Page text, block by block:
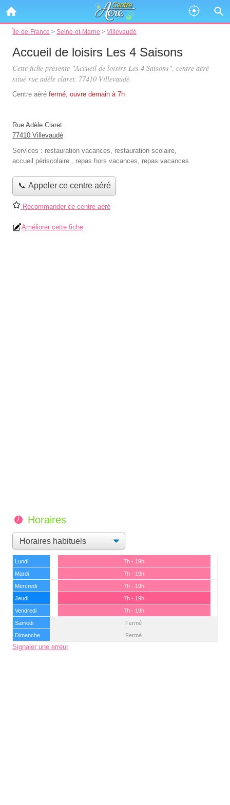
Île-de-France > Seine-et-Marne > Villevaudé
Accueil de loisirs Les 4 Saisons
Cette fiche présente "Accueil de loisirs Les 4 Saisons", centre aéré
situé rue adèle claret, 77410 Villevaudé.
Centre aéré fermé, ouvre demain à 7h
Rue Adèle Claret
77410 Villevaudé
Services : restauration vacances, restauration scolaire,
accueil périscolaire , repas hors vacances, repas vacances
📞 Appeler ce centre aéré
Recommander ce centre aéré
Améliorer cette fiche
Horaires
Lundi
7h - 19h
Mardi
7h - 19h
Mercredi
7h - 19h
Jeudi
7h - 19h
Vendredi
7h - 19h
Samedi
Fermé
Dimanche
Fermé
Signaler une erreur